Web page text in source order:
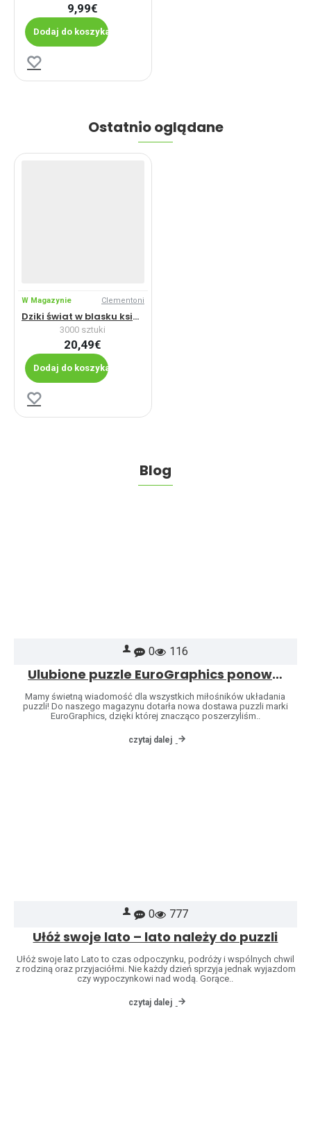
9,99€
Dodaj do koszyka
Ostatnio oglądane
W Magazynie Clementoni
Dziki świat w blasku księżyca
3000 sztuki
20,49€
Dodaj do koszyka
Blog
0 116
Ulubione puzzle EuroGraphics ponownie dostępne – poszerzyliśmy naszą ofertę o kolejne wzory!
Mamy świetną wiadomość dla wszystkich miłośników układania
puzzli! Do naszego magazynu dotarła nowa dostawa puzzli marki
EuroGraphics, dzięki której znacząco poszerzyliśm..
czytaj dalej
0 777
Ułóż swoje lato – lato należy do puzzli
Ułóż swoje lato Lato to czas odpoczynku, podróży i wspólnych chwil
z rodziną oraz przyjaciółmi. Nie każdy dzień sprzyja jednak wyjazdom
czy wypoczynkowi nad wodą. Gorące..
czytaj dalej